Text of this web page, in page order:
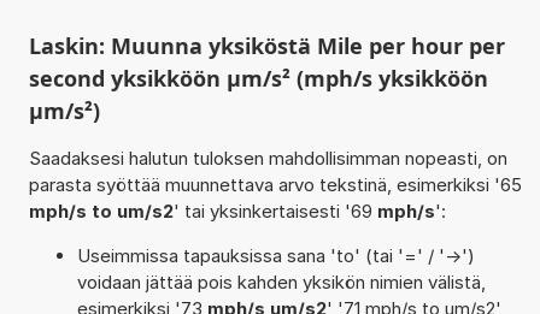
Laskin: Muunna yksiköstä Mile per hour per
second yksikköön µm/s² (mph/s yksikköön
µm/s²)
Saadaksesi halutun tuloksen mahdollisimman nopeasti, on
parasta syöttää muunnettava arvo tekstinä, esimerkiksi '65
mph/s to um/s2' tai yksinkertaisesti '69 mph/s':
Useimmissa tapauksissa sana 'to' (tai '=' / '->')
voidaan jättää pois kahden yksikön nimien välistä,
esimerkiksi '73 mph/s um/s2' '71 mph/s to um/s2'